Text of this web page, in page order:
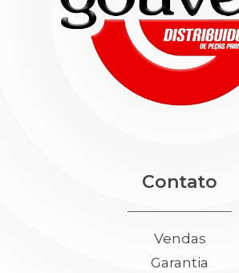
Contato
Vendas
Garantia